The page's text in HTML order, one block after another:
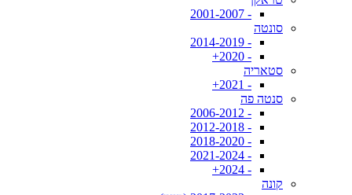
- 2001-2007
סונטה
- 2014-2019
- 2020+
סטאריה
- 2021+
סנטה פה
- 2006-2012
- 2012-2018
- 2018-2020
- 2021-2024
- 2024+
קונה